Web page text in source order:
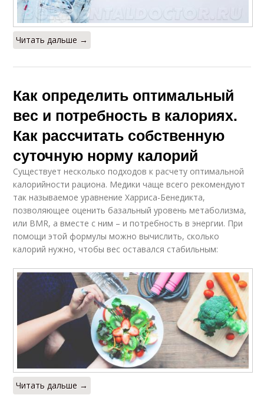
Читать дальше →
Как определить оптимальный
вес и потребность в калориях.
Как рассчитать собственную
суточную норму калорий
Существует несколько подходов к расчету оптимальной
калорийности рациона. Медики чаще всего рекомендуют
так называемое уравнение Харриса-Бенедикта,
позволяющее оценить базальный уровень метаболизма,
или BMR, а вместе с ним – и потребность в энергии. При
помощи этой формулы можно вычислить, сколько
калорий нужно, чтобы вес оставался стабильным:
Читать дальше →